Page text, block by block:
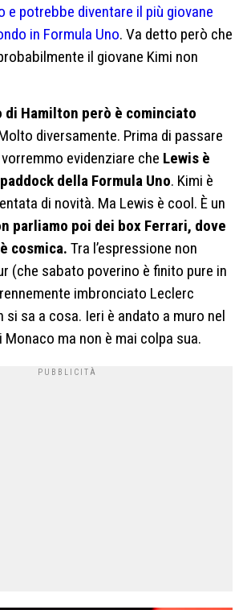
e potrebbe diventare il più giovane
in Formula Uno. Va detto però che
il giovane Kimi non
di Hamilton però è cominciato
diversamente. Prima di passare
evidenziare che Lewis è
della Formula Uno. Kimi è
di novità. Ma Lewis è cool. È un
parliamo poi dei box Ferrari, dove
cosmica. Tra l’espressione non
(che sabato poverino è finito pure in
imbronciato Leclerc
si sa a cosa. Ieri è andato a muro nel
ma non è mai colpa sua.